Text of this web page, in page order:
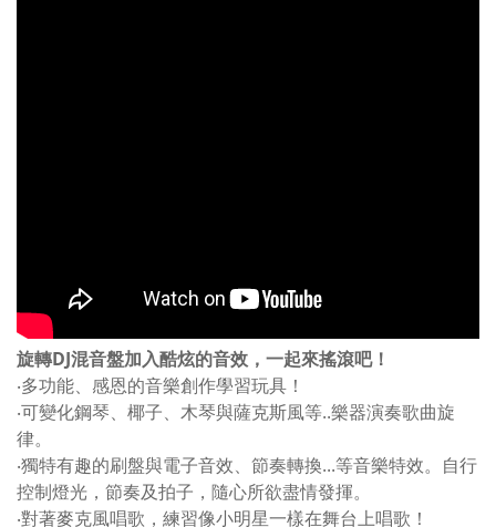
旋轉DJ混音盤加入酷炫的音效，一起來搖滾吧！
‧多功能、感恩的音樂創作學習玩具！
‧可變化鋼琴、椰子、木琴與薩克斯風等..樂器演奏歌曲旋
律。
‧獨特有趣的刷盤與電子音效、節奏轉換...等音樂特效。自行
控制燈光，節奏及拍子，隨心所欲盡情發揮。
‧對著麥克風唱歌，練習像小明星一樣在舞台上唱歌！